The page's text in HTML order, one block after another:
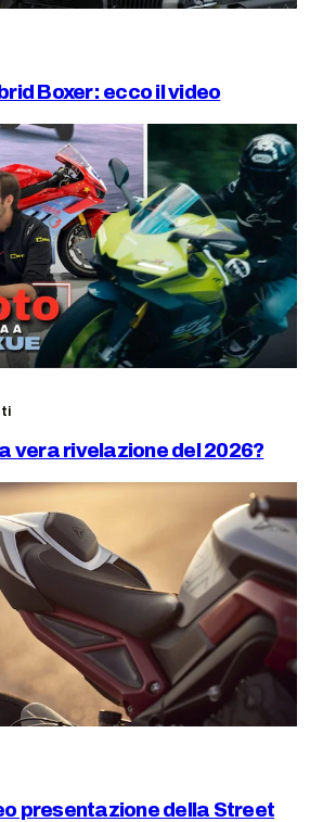
Boxer: ecco il video
vera rivelazione del 2026?
presentazione della Street